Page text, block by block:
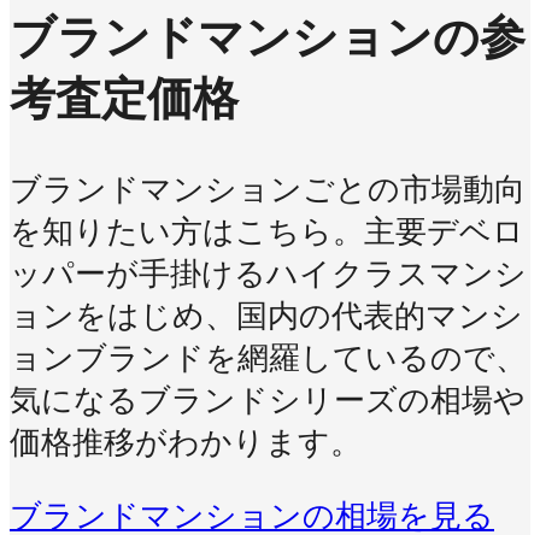
ブランドマンションの参
考査定価格
ブランドマンションごとの市場動向
を知りたい方はこちら。主要デベロ
ッパーが手掛けるハイクラスマンシ
ョンをはじめ、国内の代表的マンシ
ョンブランドを網羅しているので、
気になるブランドシリーズの相場や
価格推移がわかります。
ブランドマンションの相場を見る